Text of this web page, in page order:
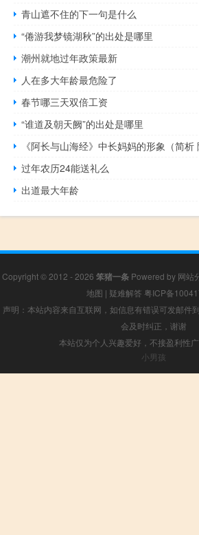
青山遮不住的下一句是什么
“倦游我梦镜湖秋”的出处是哪里
潮州就地过年政策最新
人在多大年龄最危险了
春节哪三天双倍工资
“谁道及朝天阙”的出处是哪里
过年农历24能送礼么
出道最大年龄
Copyright © 2012 - 2026 笨猪一条 Powered by 网站
地图 | 疑难解答 粤ICP备
声明：本站内容来自互联网，如信息有错误可发邮件
会及时纠正，谢谢
本站仅为个人兴趣爱好，不接盈利性
小男孩